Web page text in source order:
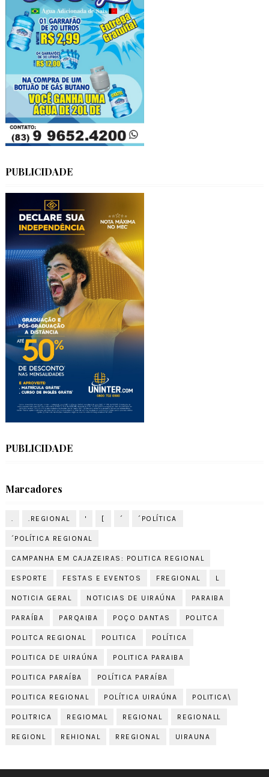
PUBLICIDADE
PUBLICIDADE
Marcadores
. .REGIONAL ' [ ´ ´POLÍTICA
´POLÍTICA REGIONAL
CAMPANHA EM CAJAZEIRAS: POLITICA REGIONAL
ESPORTE FESTAS E EVENTOS FREGIONAL L
NOTICIA GERAL NOTICIAS DE UIRAÚNA PARAIBA
PARAÍBA PARQAIBA POÇO DANTAS POLITCA
POLITCA REGIONAL POLITICA POLÍTICA
POLITICA DE UIRAÚNA POLITICA PARAIBA
POLITICA PARAÍBA POLÍTICA PARAÍBA
POLITICA REGIONAL POLÍTICA UIRAÚNA POLITICA\
POLITRICA REGIOMAL REGIONAL REGIONALL
REGIONL REHIONAL RREGIONAL UIRAUNA